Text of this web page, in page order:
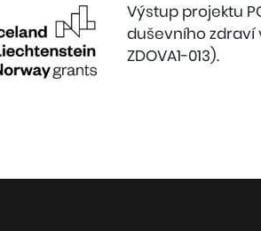
Výstup projektu
duševního zdraví
ZDOVA1-013).